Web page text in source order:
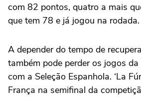
com 82 pontos, quatro a mais
que tem 78 e já jogou na rodada.
A depender do tempo de
também pode perder os jogos
com a Seleção Espanhola. ‘La
França na semifinal da